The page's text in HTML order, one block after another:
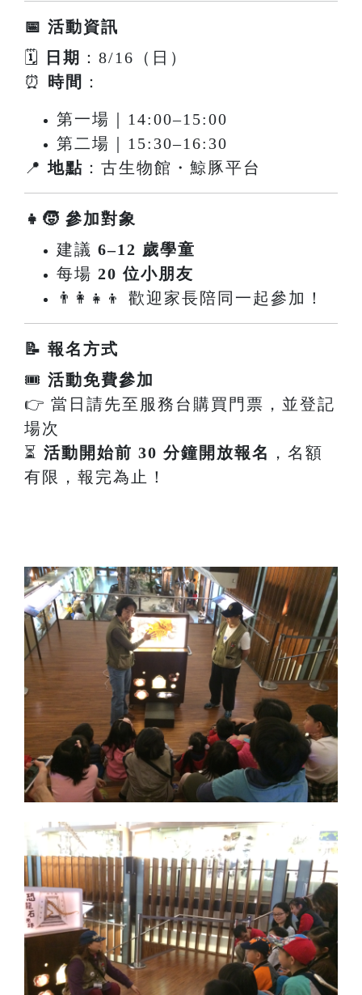
📅 活動資訊
🗓
日期 ：8/16（日）
⏰ 時間 ：
第一場｜14:00–15:00
第二場｜15:30–16:30
📍地點 ：古生物館・鯨豚平台
👧🧒 參加對象
建議 6–12 歲學童
每場 20 位小朋友
👨‍👩‍👧‍👦 歡迎家長陪同一起參加！
📝 報名方式
🎟 活動免費參加
👉 當日請先至服務台購買門票，並登記
場次
⏳ 活動開始前 30 分鐘開放報名 ，名額
有限，報完為止！